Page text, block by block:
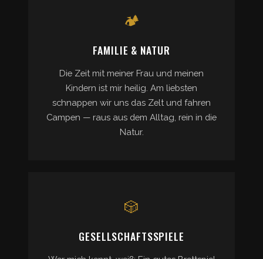
🏕
FAMILIE & NATUR
Die Zeit mit meiner Frau und meinen
Kindern ist mir heilig. Am liebsten
schnappen wir uns das Zelt und fahren
Campen — raus aus dem Alltag, rein in die
Natur.
🎲
GESELLSCHAFTSSPIELE